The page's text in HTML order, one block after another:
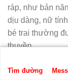
ráp, như bản
dịu dàng, nữ
bé trai thường
thuyền,….
Tìm đường